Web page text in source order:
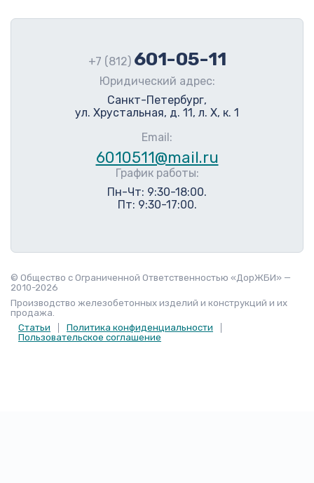
+7 (812) 601-05-11
Юридический адрес:
Санкт-Петербург,
ул. Хрустальная, д. 11, л. Х, к. 1
Email:
6010511@mail.ru
График работы:
Пн-Чт: 9:30-18:00.
Пт: 9:30-17:00.
© Общество с Ограниченной Ответственностью «ДорЖБИ» —
2010-2026
Производство железобетонных изделий и конструкций и их
продажа.
Статьи
Политика конфиденциальности
Пользовательское соглашение